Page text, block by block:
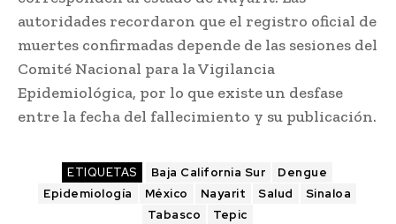
autoridades recordaron que el registro oficial de
muertes confirmadas depende de las sesiones del
Comité Nacional para la Vigilancia
Epidemiológica, por lo que existe un desfase
entre la fecha del fallecimiento y su publicación.
ETIQUETAS Baja California Sur
Dengue
Epidemiología
México Nayarit Salud
Sinaloa
Tabasco
Tepic